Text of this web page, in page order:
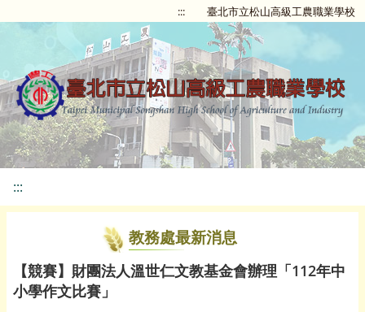
::: 臺北市立松山高級工農職業學校
:::
教務處最新消息
【競賽】財團法人溫世仁文教基金會辦理「112年中
小學作文比賽」